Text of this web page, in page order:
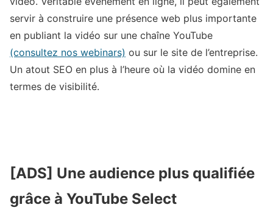
servir à construire une présence web plus importante
en publiant la vidéo sur une chaîne YouTube
(consultez nos webinars) ou sur le site de l’entreprise.
Un atout SEO en plus à l’heure où la vidéo domine en
termes de visibilité.
[ADS] Une audience plus qualifiée
grâce à YouTube Select